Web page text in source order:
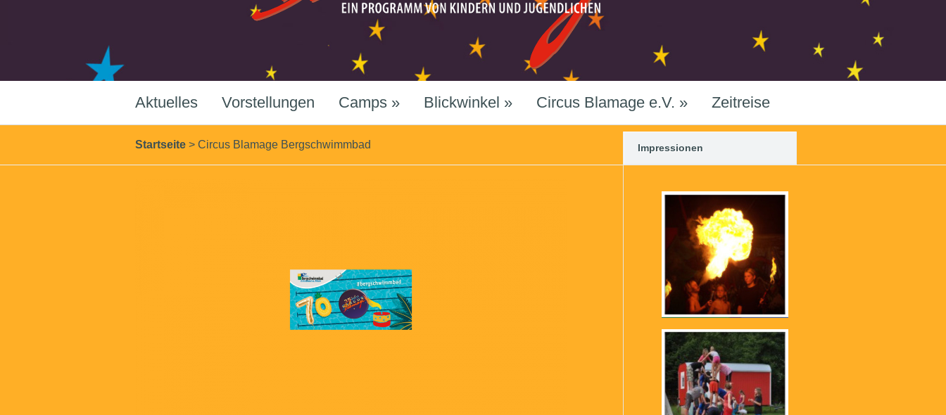
Aktuelles Vorstellungen Camps » Blickwinkel » Circus Blamage e.V. » Zeitreise
Startseite > Circus Blamage Bergschwimmbad Impressionen